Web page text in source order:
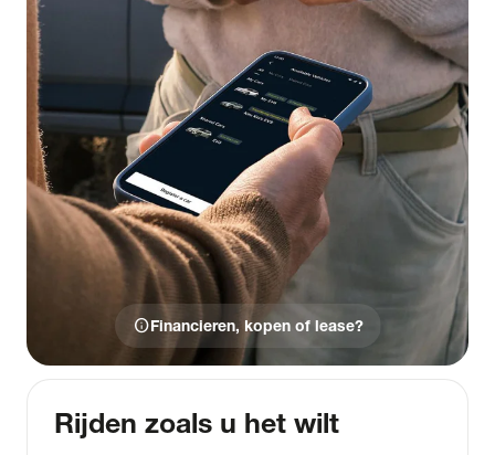
infoFinancieren, kopen of lease?
Rijden zoals u het wilt